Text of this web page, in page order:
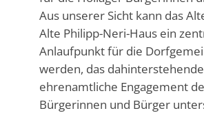
Aus unserer Sicht kann das
Alte Philipp-Neri-Haus ein
Anlaufpunkt für die
werden, das dahinterstehende
ehrenamtliche Engagement
Bürgerinnen und Bürger